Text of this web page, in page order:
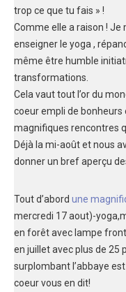
trop ce que tu fais » !
Comme elle a raison ! Je
enseigner le yoga ,
même être humble
transformations.
Cela vaut tout l’or du
coeur empli de
magnifiques rencontres
Déjà la mi-août et nous
donner un bref aperçu
Tout d’abord une
mercredi 17 aout)-
en forêt avec lampe
en juillet avec plus de 25
surplombant l’abbaye
coeur vous en dit!